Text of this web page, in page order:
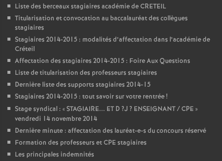
Liste des berceaux stagiaires académie deCRETEIL
Titularisation et convocation au baccalauréat des collègues
stagiaires
Stagiaires 2014-2015 : modalités d’affectation dans l’académie de
Créteil
Affectation des stagiaires 2014-2015 : Foire Aux Questions
Liste de titularisation des professeurs stagiaires
Dernière liste des supports stagiaires 2014-15
Stagiaires 2014-2015 : tout savoir sur votre rentrée!
Stage syndical : «STAGIAIRE... ET D ?J ? ENSEIGNANT/CPE »
vendredi 14 novembre 2014
Dernière minute : affectation des lauréat-e-s du concours réservé
Formation des professeurs etCPE stagiaires
Les principales indemnités